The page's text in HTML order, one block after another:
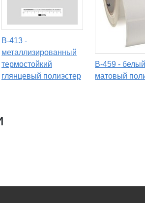
B-413 -
металлизированный
термостойкий
глянцевый полиэстер
B-459 - белый
матовый